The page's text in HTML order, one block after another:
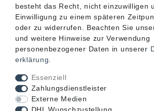
besteht das Recht, nicht einzuwilligen
Einwilligung zu einem späteren
oder zu widerrufen. Beachten Sie
und weitere Hinweise zur Verwendung
personenbezogener Daten in unserer
erklärung
Essenziell
Zahlungsdienstleister
Externe Medien